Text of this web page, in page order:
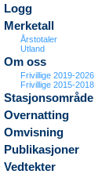
Logg
Merketall
Årstotaler
Utland
Om oss
Frivillige 2019-2026
Frivillige 2015-2018
Stasjonsområde
Overnatting
Omvisning
Publikasjoner
Vedtekter